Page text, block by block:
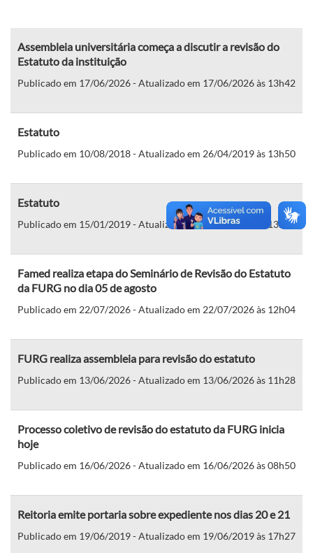
Assembleia universitária começa a discutir a revisão do
Estatuto da instituição
Publicado em 17/06/2026 - Atualizado em 17/06/2026 às 13h42
Estatuto
Publicado em 10/08/2018 - Atualizado em 26/04/2019 às 13h50
Estatuto
Publicado em 15/01/2019 - Atualizado em 26/04/2019 às 13h50
Famed realiza etapa do Seminário de Revisão do Estatuto
da FURG no dia 05 de agosto
Publicado em 22/07/2026 - Atualizado em 22/07/2026 às 12h04
FURG realiza assembleia para revisão do estatuto
Publicado em 13/06/2026 - Atualizado em 13/06/2026 às 11h28
Processo coletivo de revisão do estatuto da FURG inicia
hoje
Publicado em 16/06/2026 - Atualizado em 16/06/2026 às 08h50
Reitoria emite portaria sobre expediente nos dias 20 e 21
Publicado em 19/06/2019 - Atualizado em 19/06/2019 às 17h27